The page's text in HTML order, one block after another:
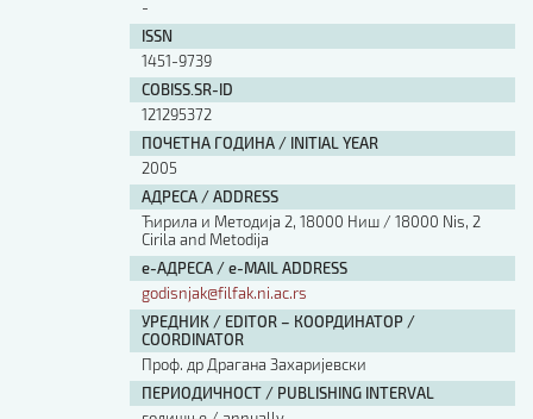
-
ISSN
1451-9739
COBISS.SR-ID
121295372
ПОЧЕТНА ГОДИНА / INITIAL YEAR
2005
АДРЕСА / ADDRESS
Ћирила и Методија 2, 18000 Ниш / 18000 Nis, 2
Cirila and Metodija
е-АДРЕСА / e-MAIL ADDRESS
godisnjak@filfak.ni.ac.rs
УРЕДНИК / EDITOR – КООРДИНАТОР /
COORDINATOR
Проф. др Драгана Захаријевски
ПЕРИОДИЧНОСТ / PUBLISHING INTERVAL